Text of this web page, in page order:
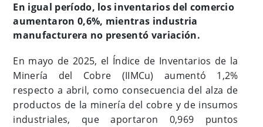
En igual período, los inventarios del comercio
aumentaron 0,6%, mientras industria
manufacturera no presentó variación.
En mayo de 2025, el Índice de Inventarios de la
Minería del Cobre (IIMCu) aumentó 1,2%
respecto a abril, como consecuencia del alza de
productos de la minería del cobre y de insumos
industriales, que aportaron 0,969 puntos